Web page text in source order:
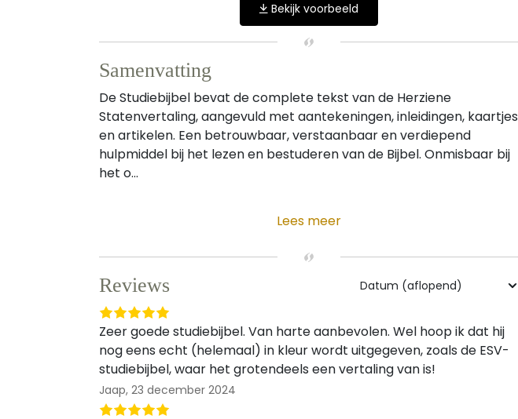
Bekijk voorbeeld
Samenvatting
De Studiebijbel bevat de complete tekst van de Herziene
Statenvertaling, aangevuld met aantekeningen, inleidingen, kaartjes
en artikelen. Een betrouwbaar, verstaanbaar en verdiepend
hulpmiddel bij het lezen en bestuderen van de Bijbel. Onmisbaar bij
het o...
Lees meer
Reviews
Zeer goede studiebijbel. Van harte aanbevolen. Wel hoop ik dat hij
nog eens echt (helemaal) in kleur wordt uitgegeven, zoals de ESV-
studiebijbel, waar het grotendeels een vertaling van is!
Jaap, 23 december 2024